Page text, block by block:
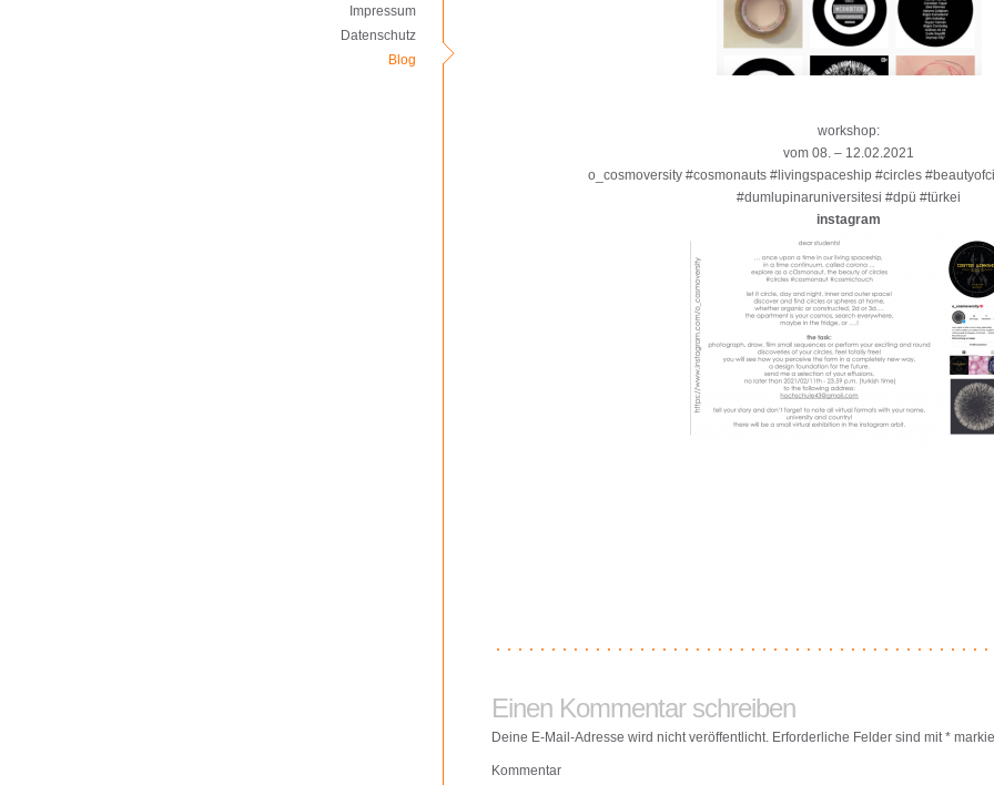
Impressum
Datenschutz
Blog
workshop:
vom 08. – 12.02.2021
o_cosmoversity #cosmonauts #livingspaceship #circles
#dumlupinaruniversitesi #dpü #türkei
instagram
Einen Kommentar schreiben
Deine E-Mail-Adresse wird nicht veröffentlicht. Erforderliche Felder sind mit*
Kommentar